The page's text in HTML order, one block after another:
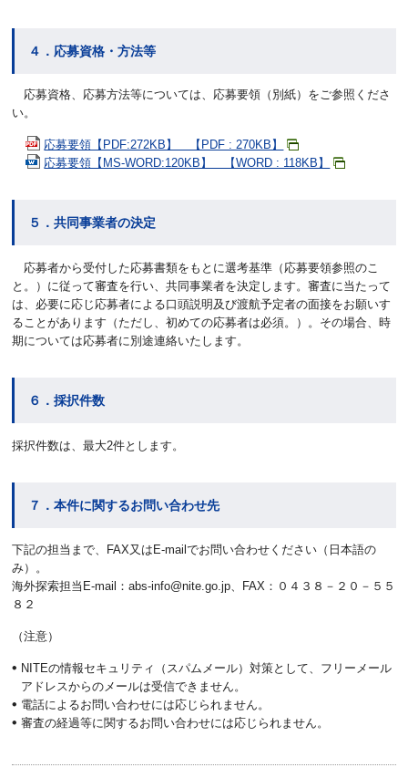
４．応募資格・方法等
応募資格、応募方法等については、応募要領（別紙）をご参照くださ
い。
応募要領【PDF:272KB】 【PDF : 270KB】
応募要領【MS-WORD:120KB】 【WORD : 118KB】
５．共同事業者の決定
応募者から受付した応募書類をもとに選考基準（応募要領参照のこ
と。）に従って審査を行い、共同事業者を決定します。審査に当たって
は、必要に応じ応募者による口頭説明及び渡航予定者の面接をお願いす
ることがあります（ただし、初めての応募者は必須。）。その場合、時
期については応募者に別途連絡いたします。
６．採択件数
採択件数は、最大2件とします。
７．本件に関するお問い合わせ先
下記の担当まで、FAX又はE-mailでお問い合わせください（日本語の
み）。
海外探索担当E-mail：abs-info@nite.go.jp、FAX：０４３８－２０－５５
８２
（注意）
NITEの情報セキュリティ（スパムメール）対策として、フリーメール
アドレスからのメールは受信できません。
電話によるお問い合わせには応じられません。
審査の経過等に関するお問い合わせには応じられません。